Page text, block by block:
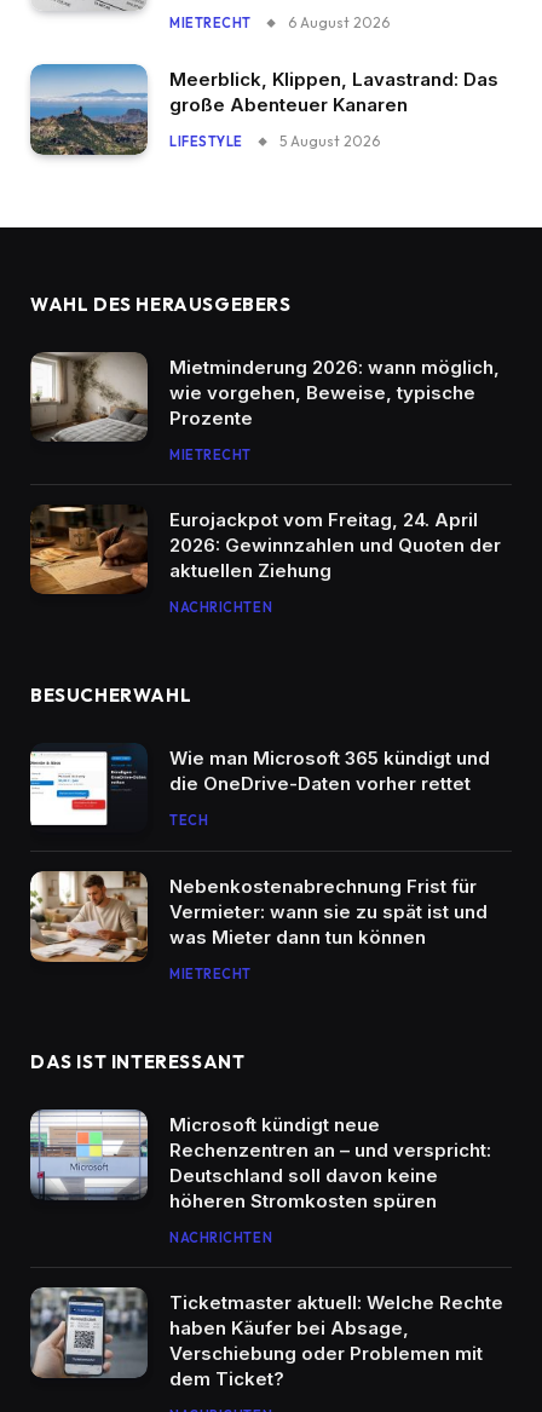
MIETRECHT 6 August 2026
Meerblick, Klippen, Lavastrand: Das
große Abenteuer Kanaren
LIFESTYLE 5 August 2026
WAHL DES HERAUSGEBERS
Mietminderung 2026: wann möglich,
wie vorgehen, Beweise, typische
Prozente
MIETRECHT
Eurojackpot vom Freitag, 24. April
2026: Gewinnzahlen und Quoten der
aktuellen Ziehung
NACHRICHTEN
BESUCHERWAHL
Wie man Microsoft 365 kündigt und
die OneDrive-Daten vorher rettet
TECH
Nebenkostenabrechnung Frist für
Vermieter: wann sie zu spät ist und
was Mieter dann tun können
MIETRECHT
DAS IST INTERESSANT
Microsoft kündigt neue
Rechenzentren an – und verspricht:
Deutschland soll davon keine
höheren Stromkosten spüren
NACHRICHTEN
Ticketmaster aktuell: Welche Rechte
haben Käufer bei Absage,
Verschiebung oder Problemen mit
dem Ticket?